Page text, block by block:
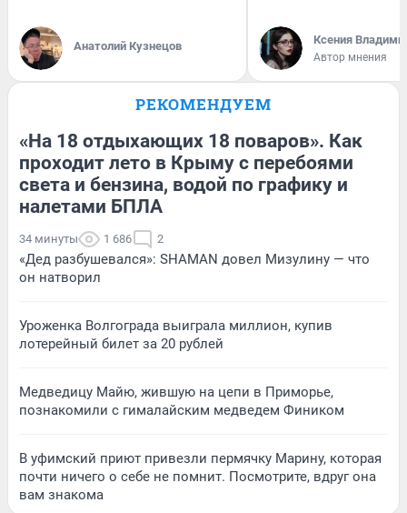
Анатолий Кузнецов Ксения
Автор мнения
РЕКОМЕНДУЕМ
«На 18 отдыхающих 18 поваров». Как
проходит лето в Крыму с перебоями
света и бензина, водой по графику и
налетами БПЛА
34 минуты 1 686 2
«Дед разбушевался»: SHAMAN довел Мизулину — что
он натворил
Уроженка Волгограда выиграла миллион, купив
лотерейный билет за 20 рублей
Медведицу Майю, жившую на цепи в Приморье,
познакомили с гималайским медведем Фиником
В уфимский приют привезли пермячку Марину, которая
почти ничего о себе не помнит. Посмотрите, вдруг она
вам знакома